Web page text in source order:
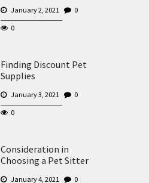
January 2, 2021
0
0
Finding Discount Pet
Supplies
January 3, 2021
0
0
Consideration in
Choosing a Pet Sitter
January 4, 2021
0